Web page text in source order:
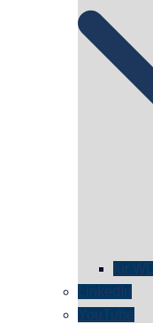
für
LinkedIn
YouTube